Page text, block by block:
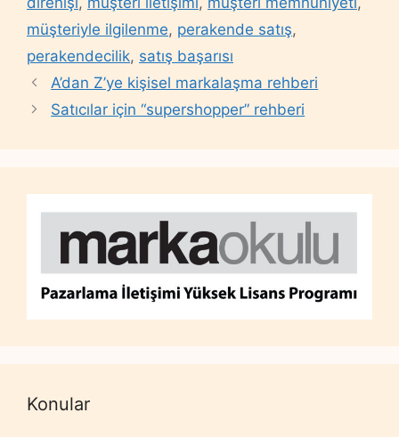
müşteriyle ilgilenme, perakende satış,
perakendecilik, satış başarısı
A’dan Z’ye kişisel markalaşma rehberi
Satıcılar için “supershopper” rehberi
Konular